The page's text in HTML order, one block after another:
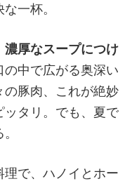
一杯。
濃厚なスープにつけ
中で広がる奥深い
豚肉、これが絶妙
ッタリ。でも、夏で
理で、ハノイとホー